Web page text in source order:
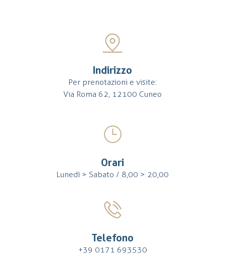
Indirizzo
Per prenotazioni e visite:
Via Roma 62, 12100 Cuneo
Orari
Lunedì > Sabato / 8,00 > 20,00
Telefono
+39 0171 693530